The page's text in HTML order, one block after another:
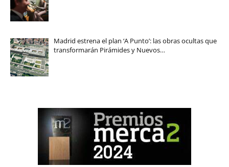
Madrid estrena el plan ‘A Punto’: las obras ocultas que
transformarán Pirámides y Nuevos…